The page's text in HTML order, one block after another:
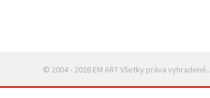
© 2004 - 2026 EM ART Všetky práva vyhradené..